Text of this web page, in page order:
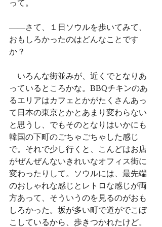
って。
——さて、１日ソウルを歩いてみて、
おもしろかったのはどんなことです
か？
いろんな街並みが、近くでとなりあ
っているところかな。BBQチキンのあ
るエリアはカフェとかがたくさんあっ
て日本の東京とかとあまり変わらない
と思うし、でもそのとなりはいかにも
韓国の下町のごちゃごちゃした感じ
で。それで少し行くと、こんどはお店
がぜんぜんないきれいなオフィス街に
変わったりして。ソウルには、最先端
のおしゃれな感じとレトロな感じが両
方あって、そういうのを見るのがおも
しろかった。坂が多い町で道がでこぼ
こしているから、歩きつかれたけど。